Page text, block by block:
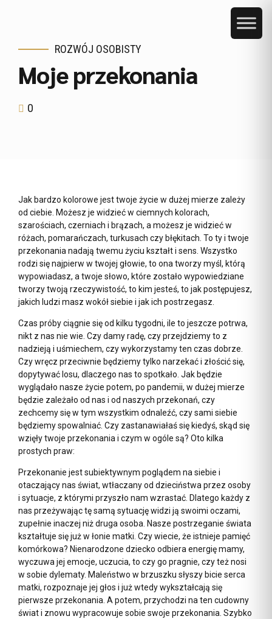
ROZWÓJ OSOBISTY
Moje przekonania
0
Jak bardzo kolorowe jest twoje życie w dużej mierze zależy
od ciebie. Możesz je widzieć w ciemnych kolorach,
szarościach, czerniach i brązach, a możesz je widzieć w
różach, pomarańczach, turkusach czy błękitach. To ty i twoje
przekonania nadają twemu życiu kształt i sens. Wszystko
rodzi się najpierw w twojej głowie, to ona tworzy myśl, którą
wypowiadasz, a twoje słowo, które zostało wypowiedziane
tworzy twoją rzeczywistość, to kim jesteś, to jak postępujesz,
jakich ludzi masz wokół siebie i jak ich postrzegasz.
Czas próby ciągnie się od kilku tygodni, ile to jeszcze potrwa,
nikt z nas nie wie. Czy damy radę, czy przejdziemy to z
nadzieją i uśmiechem, czy wykorzystamy ten czas dobrze.
Czy wręcz przeciwnie będziemy tylko narzekać i złościć się,
dopytywać losu, dlaczego nas to spotkało. Jak będzie
wyglądało nasze życie potem, po pandemii, w dużej mierze
będzie zależało od nas i od naszych przekonań, czy
zechcemy się w tym wszystkim odnaleźć, czy sami siebie
będziemy spowalniać. Czy zastanawiałaś się kiedyś, skąd się
wzięły twoje przekonania i czym w ogóle są? Oto kilka
prostych praw:
Przekonanie jest subiektywnym poglądem na siebie i
otaczający nas świat, wtłaczany od dzieciństwa przez osoby
i sytuacje, z którymi przyszło nam wzrastać. Dlatego każdy z
nas przeżywając tę samą sytuację widzi ją swoimi oczami,
zupełnie inaczej niż druga osoba. Nasze postrzeganie świata
kształtuje się już w łonie matki. Czy wiecie, że istnieje pamięć
komórkowa? Nienarodzone dziecko odbiera energię mamy,
wyczuwa jej emocje, uczucia, to czy go pragnie, czy też nosi
w sobie dylematy. Maleństwo w brzuszku słyszy bicie serca
matki, rozpoznaje jej głos i już wtedy wykształcają się
pierwsze przekonania. A potem, przychodzi na ten cudowny
świat i znowu wypracowuje sobie swoje przekonania. Szybko